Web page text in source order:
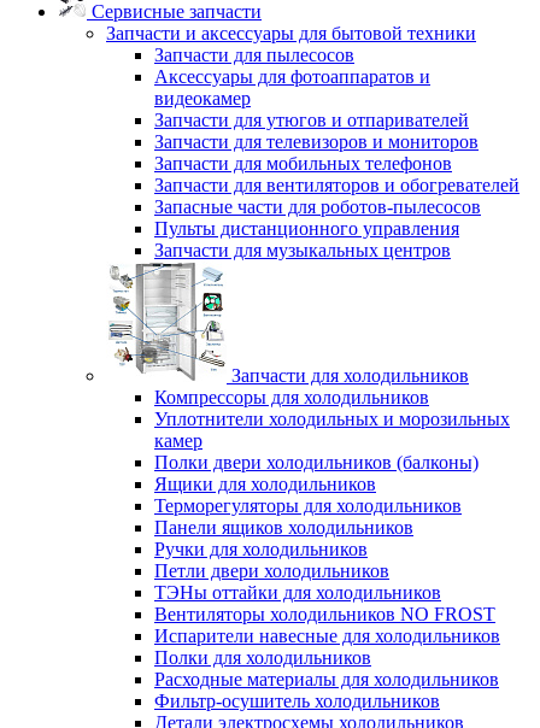
Сервисные запчасти
Запчасти и аксессуары для бытовой техники
Запчасти для пылесосов
Аксессуары для фотоаппаратов и
видеокамер
Запчасти для утюгов и отпаривателей
Запчасти для телевизоров и мониторов
Запчасти для мобильных телефонов
Запчасти для вентиляторов и обогревателей
Запасные части для роботов-пылесосов
Пульты дистанционного управления
Запчасти для музыкальных центров
Запчасти для холодильников
Компрессоры для холодильников
Уплотнители холодильных и морозильных
камер
Полки двери холодильников (балконы)
Ящики для холодильников
Терморегуляторы для холодильников
Панели ящиков холодильников
Ручки для холодильников
Петли двери холодильников
ТЭНы оттайки для холодильников
Вентиляторы холодильников NO FROST
Испарители навесные для холодильников
Полки для холодильников
Расходные материалы для холодильников
Фильтр-осушитель холодильников
Детали электросхемы холодильников